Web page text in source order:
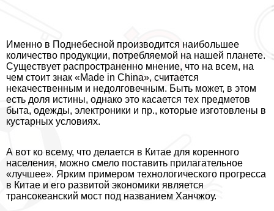
Именно в Поднебесной производится наибольшее
количество продукции, потрeбляемой на нашей планете.
Существует распространенно мнение, что на всем, на
чем стоит знак «Made in China», считается
некачественным и недолговечным. Быть может, в этом
есть доля истины, однако это касается тех предметов
быта, одежды, электроники и пр., которые изготовлены в
кустарных условиях.
А вот ко всему, что делается в Китае для коренного
населения, можно смело поставить прилагательное
«лучшее». Ярким примером технологического прогресса
в Китае и его развитой экономики является
трaнcокеанский мост под названием Ханчжоу.